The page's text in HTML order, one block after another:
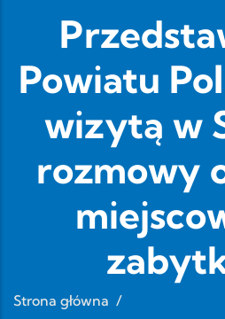
Powiatu
wizytą w
rozmowy
Strona główna /